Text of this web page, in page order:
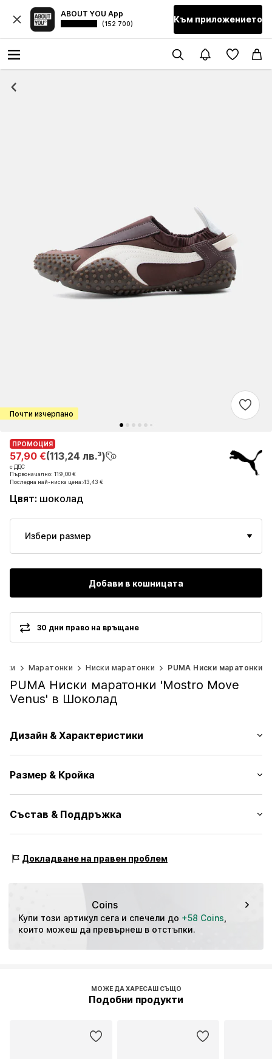
ABOUT YOU App
(152 700) Към приложението
Почти изчерпано
ПРОМОЦИЯ
57,90 €(113,24 лв.³)
с ДДС
Първоначално: 119,00 €
Последна най-ниска цена:43,43 €
ПРОМОЦИЯ
57,90 €(113,24 лв.³)
с ДДС
Първоначално: 119,00 €
Последна най-ниска цена:43,43 €
Цвят: шоколад
Избери размер
Добави в кошницата
30 дни право на връщане
Маратонки Ниски маратонки PUMA Ниски маратонки
PUMA Ниски маратонки 'Mostro Move
Venus' в Шоколад
Дизайн & Характеристики
Кожа
Заоблен връх
Предпазител на пръсти
Спиращ хлъзгането
PUMcjod001000001
Размер & Кройка
(0-3 cm)
Състав & Поддръжка
Подплата и вътрешна подметка: Текстил
Държава на произход: Камбоджа
Докладване на правен проблем
Coins
Купи този артикул сега и спечели до +58 Coins
които можеш да превърнеш в отстъпки.
МОЖЕ ДА ХАРЕСАШ СЪЩО
Подобни продукти